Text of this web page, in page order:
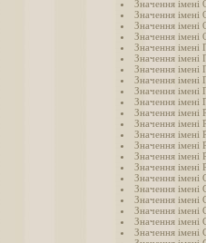
Значення імені
Значення імені
Значення імені
Значення імені
Значення імені
Значення імені
Значення імені
Значення імені
Значення імені
Значення імені
Значення імені
Значення імені
Значення імені
Значення імені
Значення імені
Значення імені
Значення імені
Значення імені
Значення імені
Значення імені
Значення імені
Значення імені